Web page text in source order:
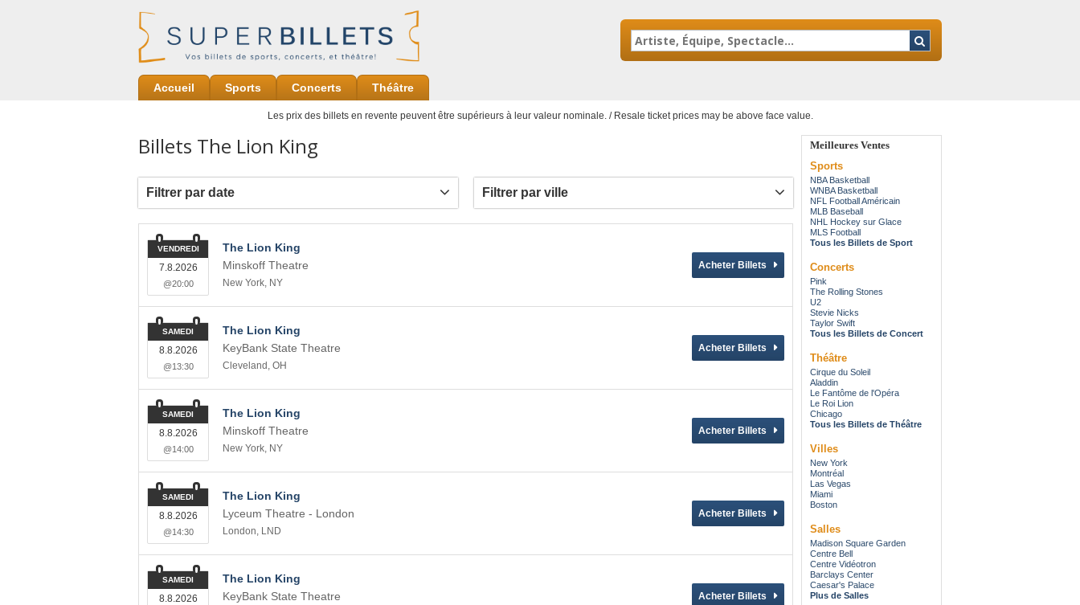
Accueil Sports Concerts Théâtre
Les prix des billets en revente peuvent être supérieurs à leur valeur nominale. / Resale ticket prices may be above face value.
Meilleures Ventes
Sports
NBA Basketball
WNBA Basketball
NFL Football Américain
MLB Baseball
NHL Hockey sur Glace
MLS Football
Tous les Billets de Sport
Concerts
Pink
The Rolling Stones
U2
Stevie Nicks
Taylor Swift
Tous les Billets de Concert
Théâtre
Cirque du Soleil
Aladdin
Le Fantôme de l'Opéra
Le Roi Lion
Chicago
Tous les Billets de Théâtre
Villes
New York
Montréal
Las Vegas
Miami
Boston
Salles
Madison Square Garden
Centre Bell
Centre Vidéotron
Barclays Center
Caesar's Palace
Plus de Salles
Billets The Lion King
Filtrer par date Filtrer par ville
The Lion King
Minskoff Theatre
New York, NY
VENDREDI
7.8.2026
@20:00
The Lion King
KeyBank State Theatre
Cleveland , OH
SAMEDI
8.8.2026
@13:30
The Lion King
Minskoff Theatre
New York, NY
SAMEDI
8.8.2026
@14:00
The Lion King
Lyceum Theatre - London
London, LND
SAMEDI
8.8.2026
@14:30
The Lion King
KeyBank State Theatre
SAMEDI
8.8.2026